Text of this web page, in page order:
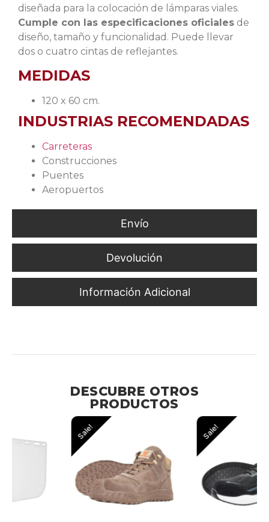
Envío
Devolución
Información Adicional
diseñada para la colocación de lámparas viales.
Cumple con las especificaciones oficiales de
diseño, tamaño y funcionalidad. Puede llevar
dos o cuatro cintas de reflejantes.
MEDIDAS
120 x 60 cm.
INDUSTRIAS RECOMENDADAS
Carreteras
Construcciones
Puentes
Aeropuertos
DESCUBRE OTROS
PRODUCTOS